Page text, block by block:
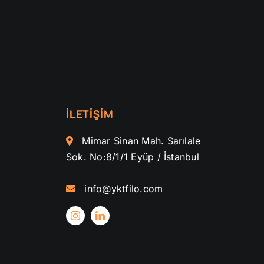
İLETİŞİM
Mimar Sinan Mah. Sarılale
Sok. No:8/1/1 Eyüp / İstanbul
info@yktfilo.com